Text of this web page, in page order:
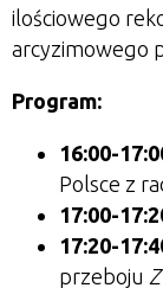
ilościowego
arcyzimowego
Program:
16:00-
Polsce z
17:00-
17:20-
przeboju